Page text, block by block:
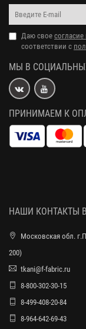
Даю свое
соответствии с
МЫ В
ПРИНИМАЕМ К
НАШИ КОНТАКТЫ
Московская обл.
200)
tkani@f-fabric.ru
8-800-302-30-15
8-499-408-20-84
8-964-642-69-43